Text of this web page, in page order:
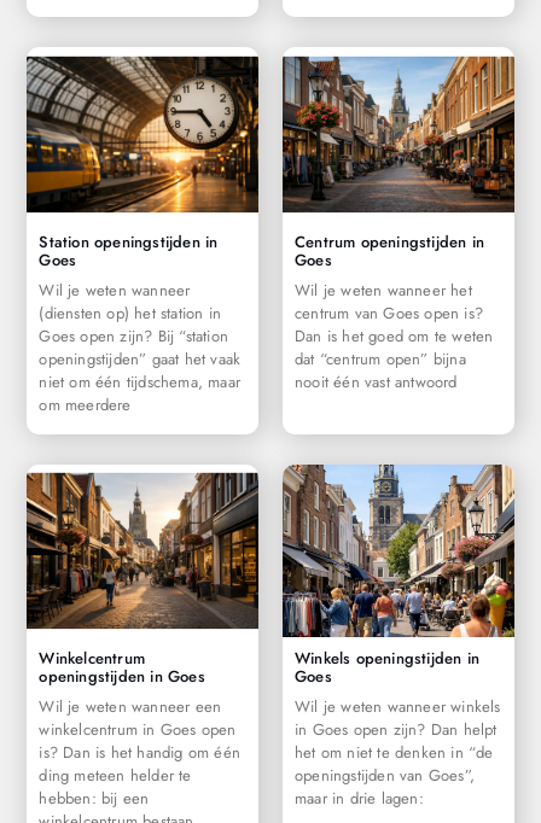
Station openingstijden in
Goes
Wil je weten wanneer
(diensten op) het station in
Goes open zijn? Bij “station
openingstijden” gaat het vaak
niet om één tijdschema, maar
om meerdere
Centrum openingstijden in
Goes
Wil je weten wanneer het
centrum van Goes open is?
Dan is het goed om te weten
dat “centrum open” bijna
nooit één vast antwoord
Winkelcentrum
openingstijden in Goes
Wil je weten wanneer een
winkelcentrum in Goes open
is? Dan is het handig om één
ding meteen helder te
hebben: bij een
Winkels openingstijden in
Goes
Wil je weten wanneer winkels
in Goes open zijn? Dan helpt
het om niet te denken in “de
openingstijden van Goes”,
maar in drie lagen: